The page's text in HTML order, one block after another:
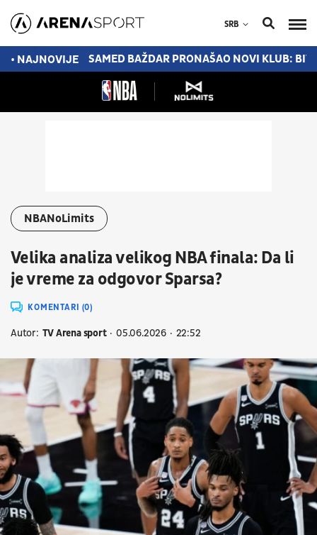
SRB
• NAJNOVIJE
U TORONTU SAMED BAŽDAR PRONAŠAO NOVI KLUB:
NBANoLimits
Velika analiza velikog NBA finala: Da li
je vreme za odgovor Sparsa?
KOMENTARI (0)
Autor: TV Arena sport 05.06.2026 22:52